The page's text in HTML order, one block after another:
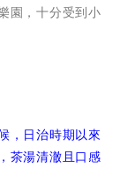
園，十分受到小
，日治時期以來
茶湯清澈且口感